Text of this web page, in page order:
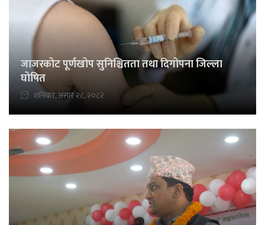
जाजरकोट पूर्णखोप सुनिश्चितता तथा दिगोपना जिल्ला
घोषित
शनिबार, असार २८, २०८२